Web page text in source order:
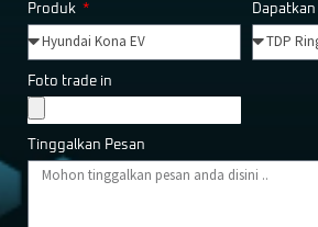
Produk
Foto trade in
Tinggalkan Pesan